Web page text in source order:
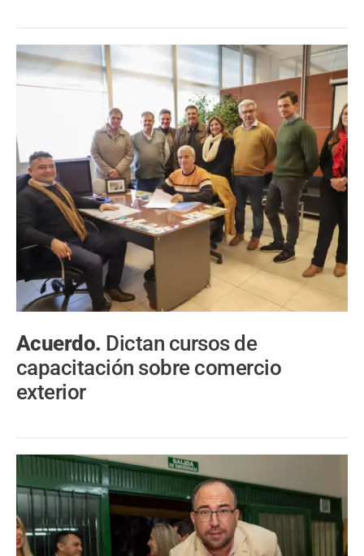
Acuerdo. Dictan cursos de
capacitación sobre comercio
exterior